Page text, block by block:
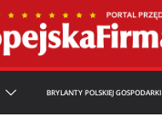
BRYLANTY POLSKIEJ GOSPODARKI